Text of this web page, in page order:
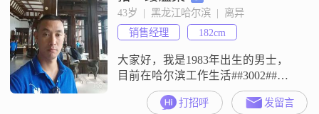
43岁  |  黑龙江哈尔滨  |  离异
销售经理
182cm
大家好，我是1983年出生的男士，
目前在哈尔滨工作生活##3002##我
的身高是182cm，学历是大专
##3002##关于收入情况，我目前的
打招呼 发留言